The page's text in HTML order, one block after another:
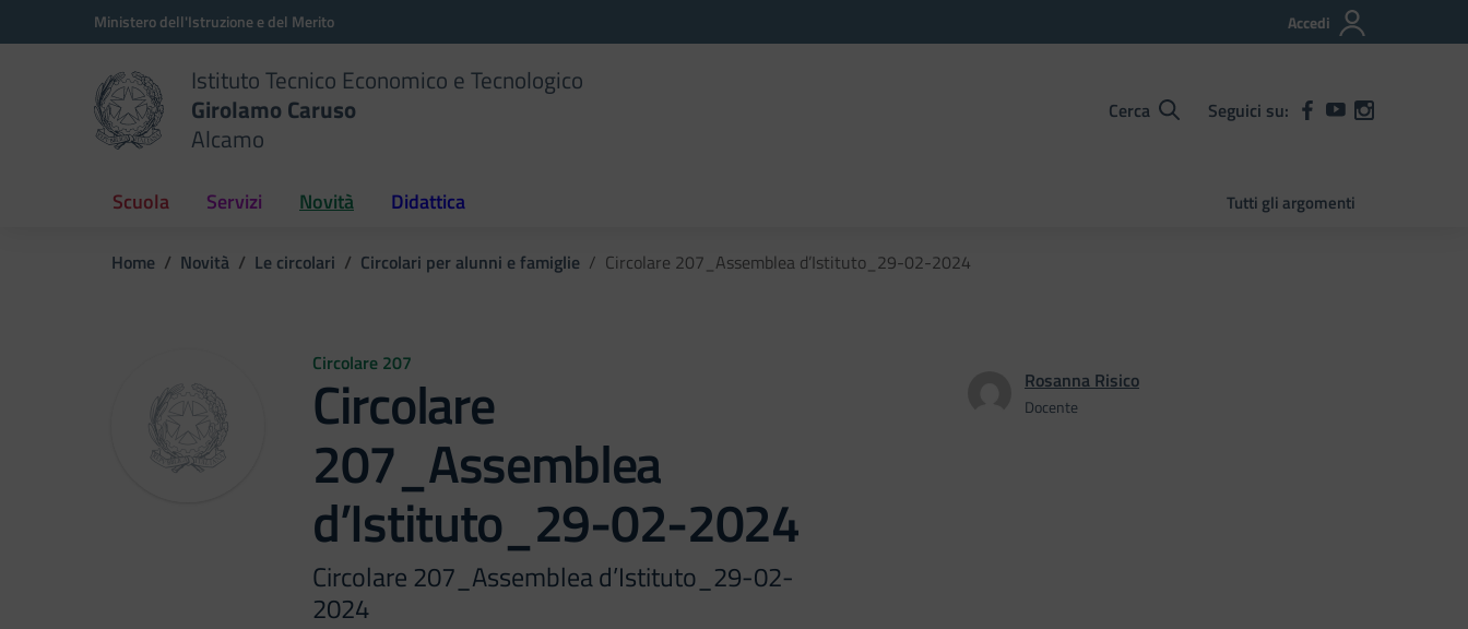
Vai ai contenuti
Vai al menu di navigazioneMinistero dell'Istruzione e del Merito Accedi
Istituto Tecnico Economico e Tecnologico
Girolamo Caruso
Alcamo
Cerca Seguici su:
Scuola Servizi Novità Didattica Tutti gli argomenti
Home Novità Le circolari Circolari per alunni e famiglie Circolare 207_Assemblea d’Istituto_29-02-2024
Circolare 207
Circolare
207_Assemblea
d’Istituto_29-02-2024
Circolare 207_Assemblea d’Istituto_29-02-
2024
Rosanna Risico
Docente